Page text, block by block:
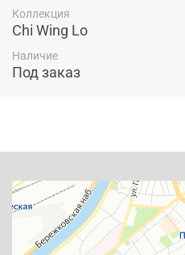
Коллекция
Chi Wing Lo
Наличие
Под заказ